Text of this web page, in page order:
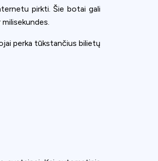
pirkti. Šie botai gali
perka tūkstančius bilietų